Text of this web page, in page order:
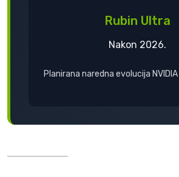
Rubin Ultra
Nakon 2026.
Planirana naredna evolucija